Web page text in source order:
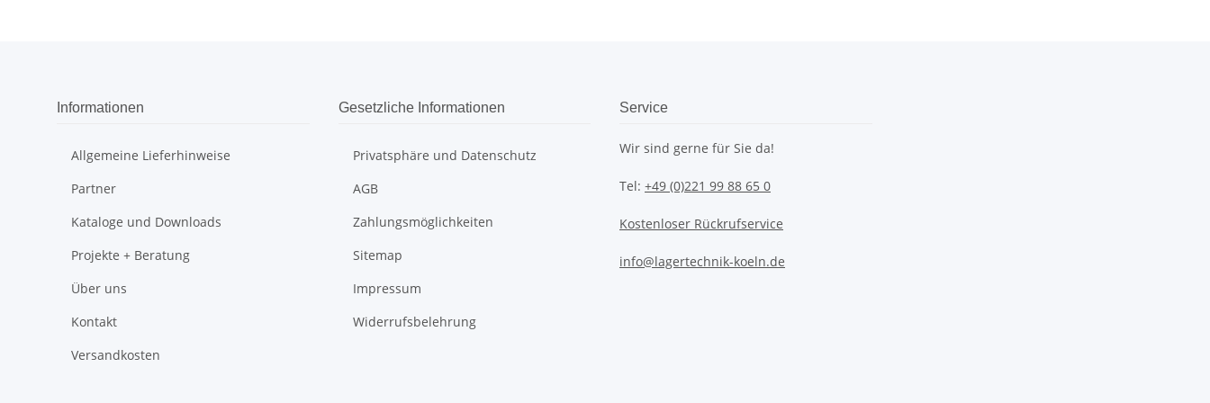
Informationen
Allgemeine Lieferhinweise
Partner
Kataloge und Downloads
Projekte + Beratung
Über uns
Kontakt
Versandkosten
Gesetzliche Informationen
Privatsphäre und Datenschutz
AGB
Zahlungsmöglichkeiten
Sitemap
Impressum
Widerrufsbelehrung
Service
Wir sind gerne für Sie da!
Tel: +49 (0)221 99 88 65 0
Kostenloser Rückrufservice
info@lagertechnik-koeln.de